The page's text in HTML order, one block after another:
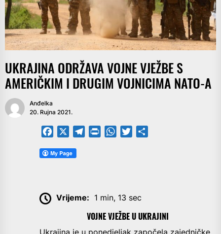
UKRAJINA ODRŽAVA VOJNE VJEŽBE S
AMERIČKIM I DRUGIM VOJNICIMA NATO-A
Anđelka
20. Rujna 2021.
Facebook TelegramPrintFriendly
WhatsApp
Twitter
Vrijeme: 1 min, 13 sec
VOJNE VJEŽBE U UKRAJINI
Ukrajina je u ponedjeljak započela zajedničke